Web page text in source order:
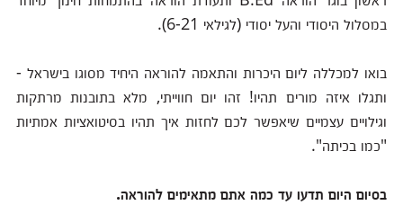
במסלול היסודי והעל יסודי (לגילאי 6-21).
בואו למכללה ליום היכרות והתאמה להוראה היחיד מסוגו בישראל -
ותגלו איזה מורים תהיו! זהו יום חווייתי, מלא בתובנות מרתקות
וגילויים עצמיים שיאפשר לכם לחזות איך תהיו בסיטואציות אמתיות
"כמו בכיתה".
בסיום היום תדעו עד כמה אתם מתאימים להוראה.